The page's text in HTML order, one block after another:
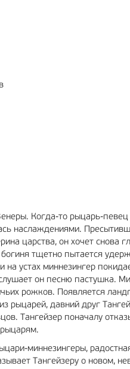
Когда-то рыцарь-
наслаждениями.
царства, он хочет снова
тщетно пытается
устах миннезингер
он песню пастушка.
рожков. Появляется
рыцарей, давний друг
Тангейзер поначалу
рыцарям.
миннезингеры,
Тангейзеру о новом,